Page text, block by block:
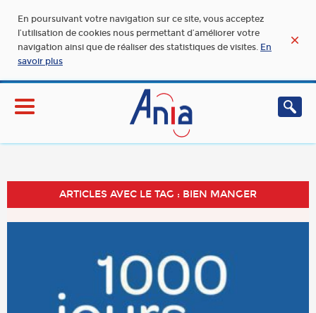
En poursuivant votre navigation sur ce site, vous acceptez
l’utilisation de cookies nous permettant d’améliorer votre
navigation ainsi que de réaliser des statistiques de visites. En
savoir plus
ARTICLES AVEC LE TAG : BIEN MANGER